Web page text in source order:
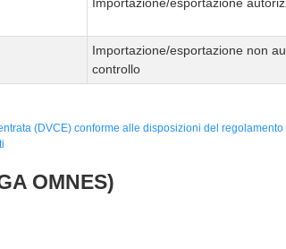
Importazione/esportazione non
controllo
(DVCE) conforme alle disposizioni del
OMNES)